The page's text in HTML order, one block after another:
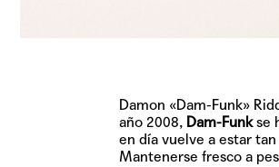
Damon «Dam-Funk»
año 2008, Dam-Funkse
en día vuelve a estar
Mantenerse fresco a